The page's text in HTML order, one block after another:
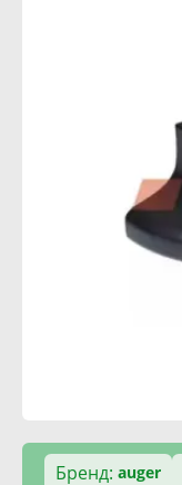
Бренд: auger